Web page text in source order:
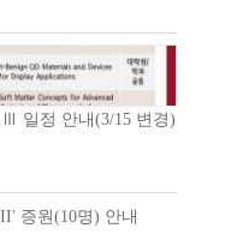
일정 안내(3/15 변경)
증원(10명) 안내